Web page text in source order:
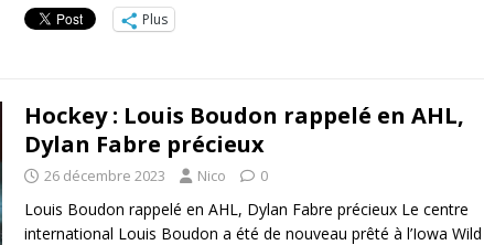
Plus
Hockey : Louis Boudon rappelé en AHL,
Dylan Fabre précieux
26 décembre 2023 Nico 0
Louis Boudon rappelé en AHL, Dylan Fabre précieux Le centre
international Louis Boudon a été de nouveau prêté à l’Iowa Wild